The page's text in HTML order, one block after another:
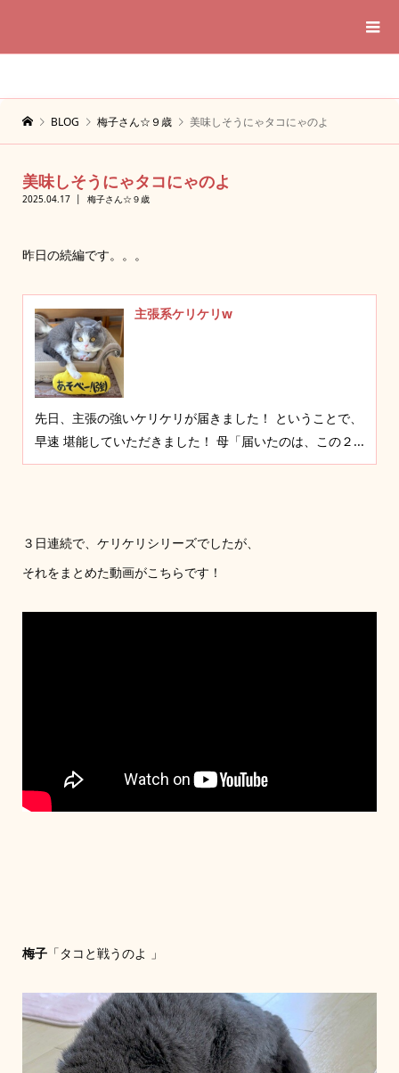
BLOG 梅子さん☆９歳 美味しそうにゃタコにゃのよ
美味しそうにゃタコにゃのよ
2025.04.17 梅子さん☆９歳
昨日の続編です。。。
主張系ケリケリw
先日、主張の強いケリケリが届きました！ ということで、
早速 堪能していただきました！ 母「届いたのは、この２...
３日連続で、ケリケリシリーズでしたが、
それをまとめた動画がこちらです！
梅子「タコと戦うのよ 」